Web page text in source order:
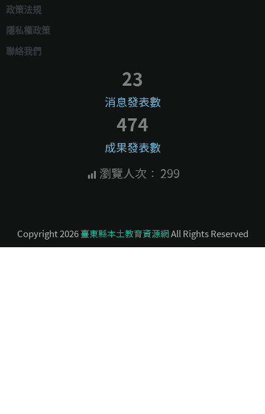
政策法規
隱私權政策
聯絡我們
消息發表數
23
成果發表數
474
瀏覽人次： 299
Copyright 2026 臺東縣本土教育資源網 All Rights Reserved